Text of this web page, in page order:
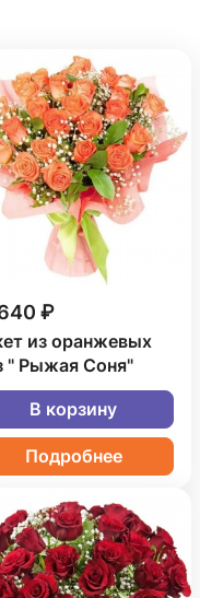
₽
из оранжевых
" Рыжая Соня"
В корзину
Подробнее